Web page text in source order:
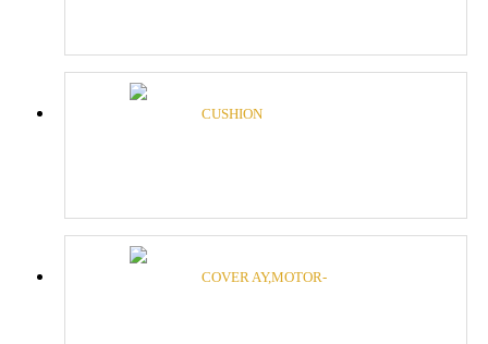
CUSHION
COVER AY,MOTOR-